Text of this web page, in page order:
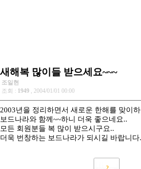
새해복 많이들 받으세요~~~
조일현
조회 : 1949 , 2004/01/01 00:00
2003년을 정리하면서 새로운 한해를 맞이하
보드나라와 함께~~하니 더욱 좋으네요..
모든 회원분들 복 많이 받으시구요..
더욱 번창하는 보드나라가 되시길 바랍니다.